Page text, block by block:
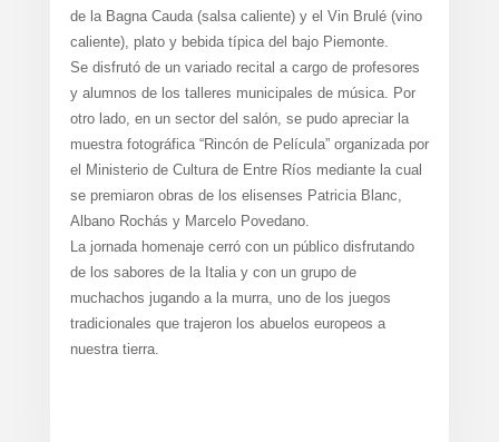
de la Bagna Cauda (salsa caliente) y el Vin Brulé (vino
caliente), plato y bebida típica del bajo Piemonte.
Se disfrutó de un variado recital a cargo de profesores
y alumnos de los talleres municipales de música. Por
otro lado, en un sector del salón, se pudo apreciar la
muestra fotográfica “Rincón de Película” organizada por
el Ministerio de Cultura de Entre Ríos mediante la cual
se premiaron obras de los elisenses Patricia Blanc,
Albano Rochás y Marcelo Povedano.
La jornada homenaje cerró con un público disfrutando
de los sabores de la Italia y con un grupo de
muchachos jugando a la murra, uno de los juegos
tradicionales que trajeron los abuelos europeos a
nuestra tierra.